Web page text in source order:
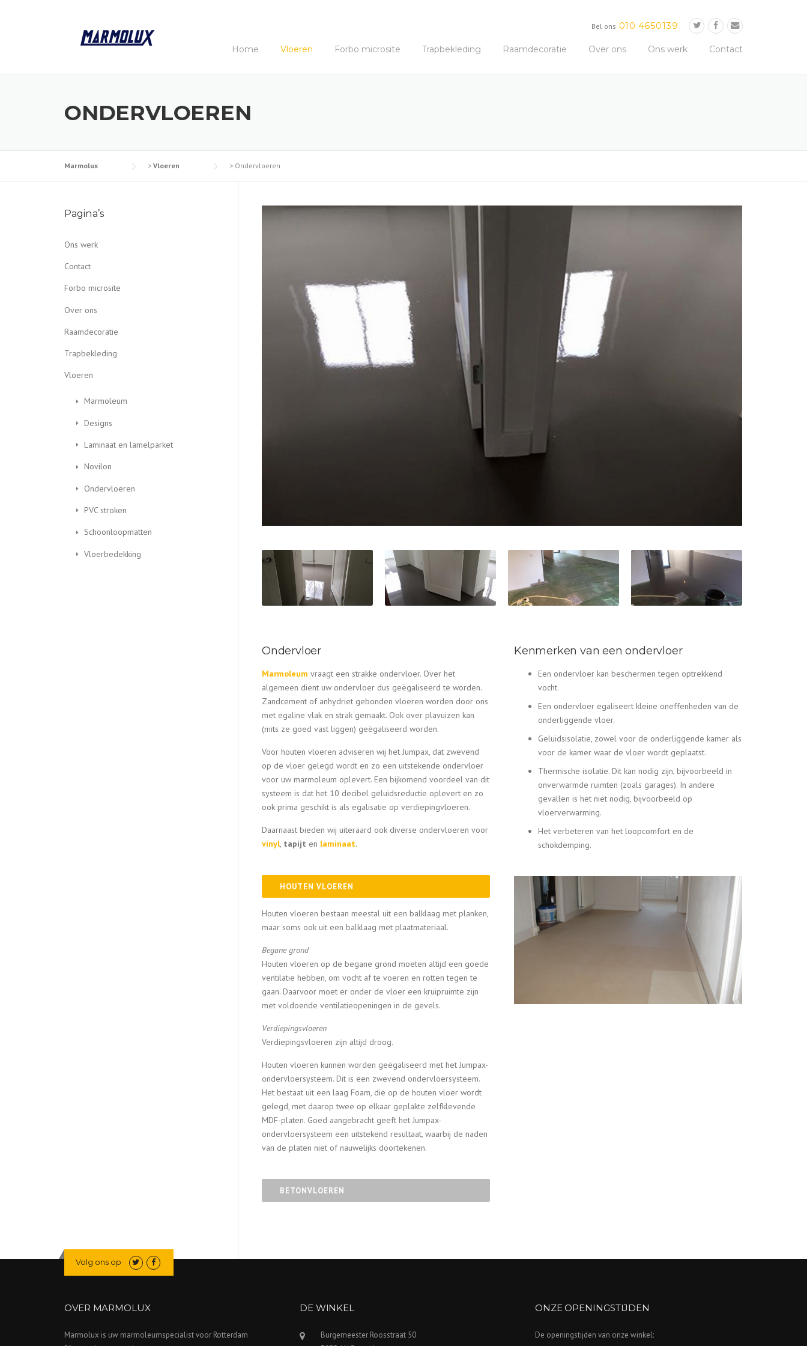
Bel ons 010 4650139
Home Vloeren Forbo microsite Trapbekleding Raamdecoratie Over ons Ons werk Contact
ONDERVLOEREN
Marmolux > Vloeren > Ondervloeren
Ondervloer
Marmoleum vraagt een strakke ondervloer. Over het
algemeen dient uw ondervloer dus geëgaliseerd te worden.
Zandcement of anhydriet gebonden vloeren worden door ons
met egaline vlak en strak gemaakt. Ook over plavuizen kan
(mits ze goed vast liggen) geëgaliseerd worden.
Voor houten vloeren adviseren wij het Jumpax, dat zwevend
op de vloer gelegd wordt en zo een uitstekende ondervloer
voor uw marmoleum oplevert. Een bijkomend voordeel van dit
systeem is dat het 10 decibel geluidsreductie oplevert en zo
ook prima geschikt is als egalisatie op verdiepingvloeren.
Daarnaast bieden wij uiteraard ook diverse ondervloeren voor
vinyl, tapijt en laminaat.
HOUTEN VLOEREN
Houten vloeren bestaan meestal uit een balklaag met planken,
maar soms ook uit een balklaag met plaatmateriaal.
Begane grond
Houten vloeren op de begane grond moeten altijd een goede
ventilatie hebben, om vocht af te voeren en rotten tegen te
gaan. Daarvoor moet er onder de vloer een kruipruimte zijn
met voldoende ventilatieopeningen in de gevels.
Verdiepingsvloeren
Verdiepingsvloeren zijn altijd droog.
Houten vloeren kunnen worden geëgaliseerd met het Jumpax-
ondervloersysteem. Dit is een zwevend ondervloersysteem.
Het bestaat uit een laag Foam, die op de houten vloer wordt
gelegd, met daarop twee op elkaar geplakte zelfklevende
MDF-platen. Goed aangebracht geeft het Jumpax-
ondervloersysteem een uitstekend resultaat, waarbij de naden
van de platen niet of nauwelijks doortekenen.
BETONVLOEREN
Kenmerken van een ondervloer
Een ondervloer kan beschermen tegen optrekkend
vocht.
Een ondervloer egaliseert kleine oneffenheden van de
onderliggende vloer.
Geluidsisolatie, zowel voor de onderliggende kamer als
voor de kamer waar de vloer wordt geplaatst.
Thermische isolatie. Dit kan nodig zijn, bijvoorbeeld in
onverwarmde ruimten (zoals garages). In andere
gevallen is het niet nodig, bijvoorbeeld op
vloerverwarming.
Het verbeteren van het loopcomfort en de
schokdemping.
Pagina’s
Ons werk
Contact
Forbo microsite
Over ons
Raamdecoratie
Trapbekleding
Vloeren
Marmoleum
Designs
Laminaat en lamelparket
Novilon
Ondervloeren
PVC stroken
Schoonloopmatten
Vloerbedekking
Volg ons op
OVER MARMOLUX
Marmolux is uw marmoleumspecialist voor Rotterdam
DE WINKEL
Burgemeester Roosstraat 50
ONZE OPENINGSTIJDEN
De openingstijden van onze winkel: